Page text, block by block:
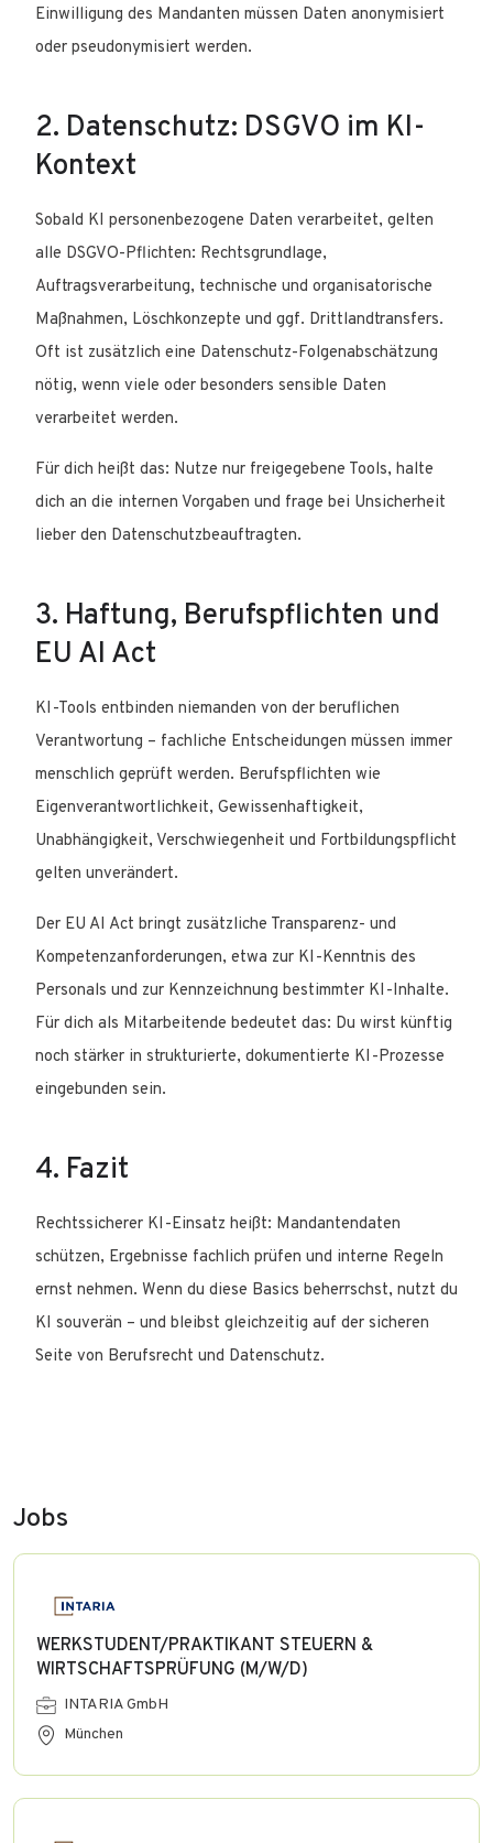
Einwilligung des Mandanten müssen Daten anonymisiert
oder pseudonymisiert werden.
2. Datenschutz: DSGVO im KI-
Kontext
Sobald KI personenbezogene Daten verarbeitet, gelten
alle DSGVO-Pflichten: Rechtsgrundlage,
Auftragsverarbeitung, technische und organisatorische
Maßnahmen, Löschkonzepte und ggf. Drittlandtransfers.
Oft ist zusätzlich eine Datenschutz-Folgenabschätzung
nötig, wenn viele oder besonders sensible Daten
verarbeitet werden.
Für dich heißt das: Nutze nur freigegebene Tools, halte
dich an die internen Vorgaben und frage bei Unsicherheit
lieber den Datenschutzbeauftragten.
3. Haftung, Berufspflichten und
EU AI Act
KI-Tools entbinden niemanden von der beruflichen
Verantwortung – fachliche Entscheidungen müssen immer
menschlich geprüft werden. Berufspflichten wie
Eigenverantwortlichkeit, Gewissenhaftigkeit,
Unabhängigkeit, Verschwiegenheit und Fortbildungspflicht
gelten unverändert.
Der EU AI Act bringt zusätzliche Transparenz- und
Kompetenzanforderungen, etwa zur KI-Kenntnis des
Personals und zur Kennzeichnung bestimmter KI-Inhalte.
Für dich als Mitarbeitende bedeutet das: Du wirst künftig
noch stärker in strukturierte, dokumentierte KI-Prozesse
eingebunden sein.
4. Fazit
Rechtssicherer KI-Einsatz heißt: Mandantendaten
schützen, Ergebnisse fachlich prüfen und interne Regeln
ernst nehmen. Wenn du diese Basics beherrschst, nutzt du
KI souverän – und bleibst gleichzeitig auf der sicheren
Seite von Berufsrecht und Datenschutz.
Jobs
WERKSTUDENT/PRAKTIKANT STEUERN &
WIRTSCHAFTSPRÜFUNG (M/W/D)
INTARIA GmbH
München